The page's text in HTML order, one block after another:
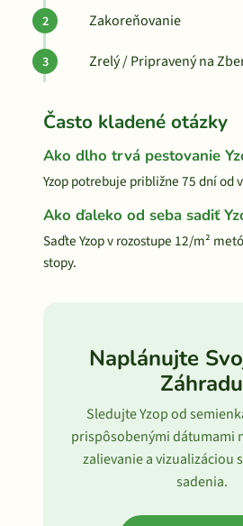
Zakoreňovanie
Zrelý / Pripravený na
Často kladené otázky
Ako dlho trvá pestovanie
Yzop potrebuje približne 75 dní od
Ako ďaleko od seba sadiť
Saďte Yzop v rozostupe 12/m²
stopy.
Naplánujte
Záhradu
Sledujte Yzop od
prispôsobenými dátumami
zalievanie a vizualizáciou
sadenia.